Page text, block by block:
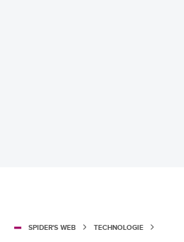
SPIDER'S WEB TECHNOLOGIE